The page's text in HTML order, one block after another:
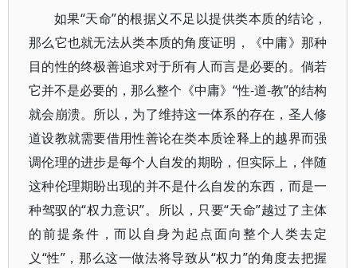
如果“天命”的根据义不足以提供类本质的结论，
那么它也就无法从类本质的角度证明，《中庸》那种
目的性的终极善追求对于所有人而言是必要的。倘若
它并不是必要的，那么整个《中庸》“性-道-教”的结构
就会崩溃。所以，为了维持这一体系的存在，圣人修
道设教就需要借用性善论在类本质诠释上的越界而强
调伦理的进步是每个人自发的期盼，但实际上，伴随
这种伦理期盼出现的并不是什么自发的东西，而是一
种驾驭的“权力意识”。所以，只要“天命”越过了主体
的前提条件，而以自身为起点面向整个人类去定
义“性”，那么这一做法将导致从“权力”的角度去把握